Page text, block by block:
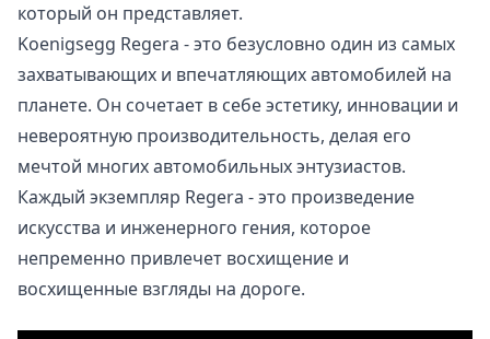
который он представляет.
Koenigsegg Regera - это безусловно один из самых
захватывающих и впечатляющих автомобилей на
планете. Он сочетает в себе эстетику, инновации и
невероятную производительность, делая его
мечтой многих автомобильных энтузиастов.
Каждый экземпляр Regera - это произведение
искусства и инженерного гения, которое
непременно привлечет восхищение и
восхищенные взгляды на дороге.